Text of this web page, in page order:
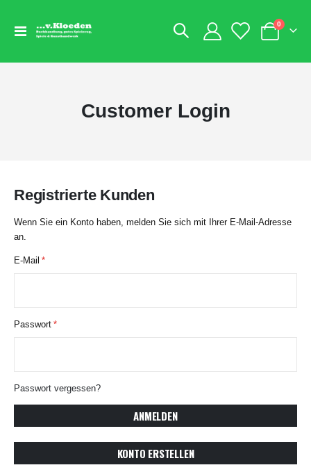
Navigation
Warenkorb
0 Artikel
Customer Login
Registrierte Kunden
Wenn Sie ein Konto haben, melden Sie sich mit Ihrer E-Mail-Adresse
an.
E-Mail
Passwort
Passwort vergessen?
ANMELDEN
KONTO ERSTELLEN